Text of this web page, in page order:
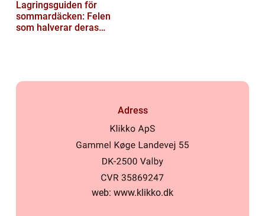
Lagringsguiden för
sommardäcken: Felen
som halverar deras
Adress
web: www.klikko.dk